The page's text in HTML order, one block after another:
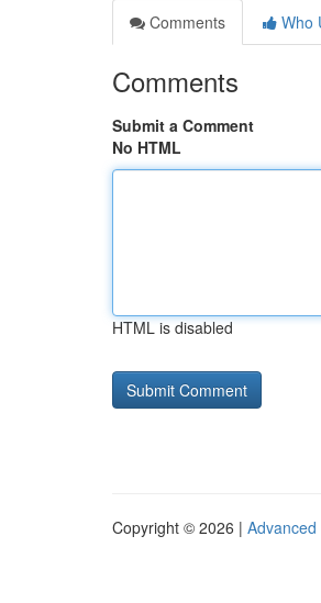
Comments
Who
Comments
Submit a Comment
No HTML
HTML is disabled
Copyright © 2026 | Advanced